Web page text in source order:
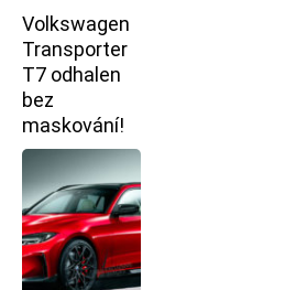
Volkswagen
Transporter
T7 odhalen
bez
maskování!